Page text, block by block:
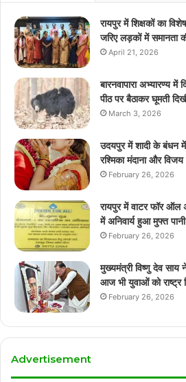
रायपुर में शिक्षकों का
जरिए लड़कों में समानता
April 21, 2026
बारनवापारा अभ्यारण्य में
पीठ पर बैठाकर घूमती
March 3, 2026
उदयपुर में शादी के बंधन
रश्मिका मंदाना और विजय
February 26, 2026
रायपुर में वाटर फॉर ऑल
में अनिवार्य हुआ मुफ्त पानी
February 26, 2026
मुख्यमंत्री विष्णु देव साय
आज भी युवाओं को राष्ट्र
February 26, 2026
Advertisement